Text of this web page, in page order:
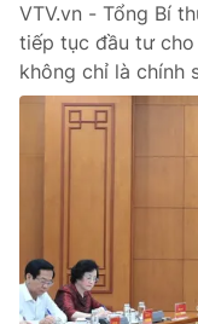
Pháp luật
Tin tức
Thế giới đó đây
Kinh tế
VTV.vn - Tổng Bí
tiếp tục đầu tư
không chỉ là chính